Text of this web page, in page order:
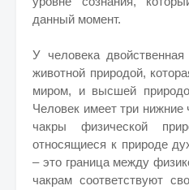
данный момент.
У человека
животной природой,
миром, и высшей
Человек имеет три
чакры физической
относящиеся к природе
– это граница между
чакрам соответствуют